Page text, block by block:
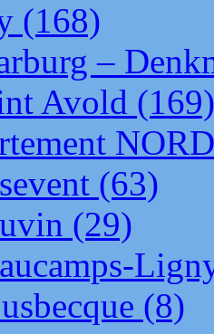
(168)
–
Avold (169)
NORD
(63)
(29)
(8)